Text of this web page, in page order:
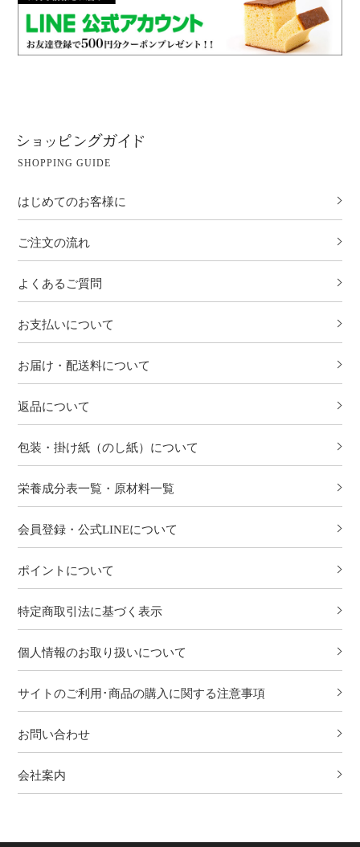
SHOPPING GUIDE
はじめてのお客様に
ご注文の流れ
よくあるご質問
お支払いについて
お届け・配送料について
返品について
包装・掛け紙（のし紙）について
栄養成分表一覧・原材料一覧
会員登録・公式LINEについて
ポイントについて
特定商取引法に基づく表示
個人情報のお取り扱いについて
サイトのご利用･商品の購入に関する注意事項
お問い合わせ
会社案内